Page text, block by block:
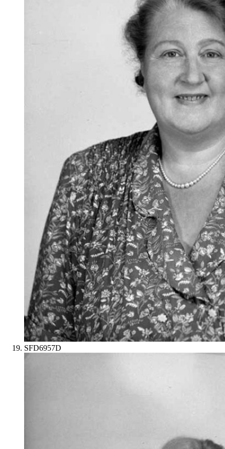
SFD6957D